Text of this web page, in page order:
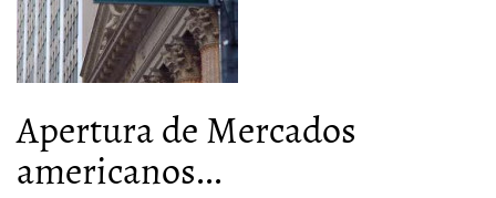
Apertura de Mercados
americanos...